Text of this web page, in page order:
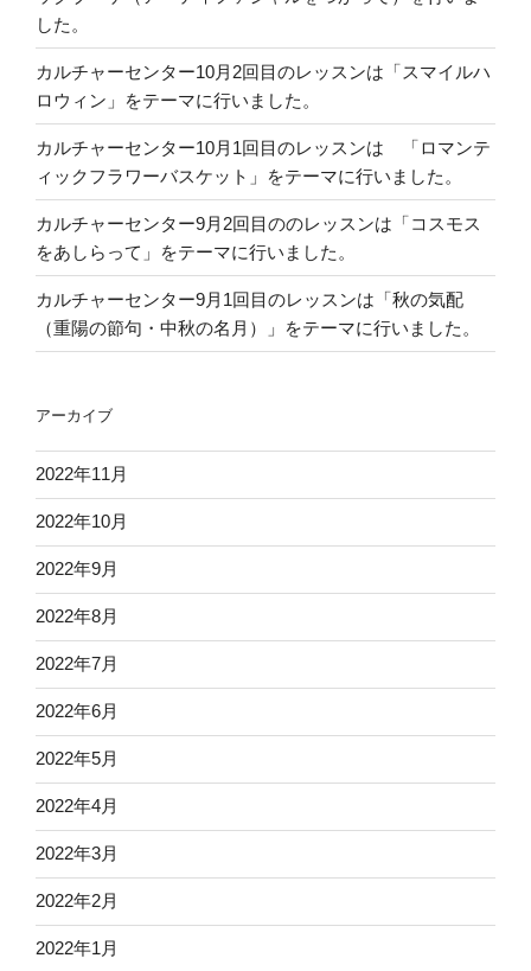
した。
カルチャーセンター10月2回目のレッスンは「スマイルハ
ロウィン」をテーマに行いました。
カルチャーセンター10月1回目のレッスンは 「ロマンテ
ィックフラワーバスケット」をテーマに行いました。
カルチャーセンター9月2回目ののレッスンは「コスモス
をあしらって」をテーマに行いました。
カルチャーセンター9月1回目のレッスンは「秋の気配
（重陽の節句・中秋の名月）」をテーマに行いました。
アーカイブ
2022年11月
2022年10月
2022年9月
2022年8月
2022年7月
2022年6月
2022年5月
2022年4月
2022年3月
2022年2月
2022年1月